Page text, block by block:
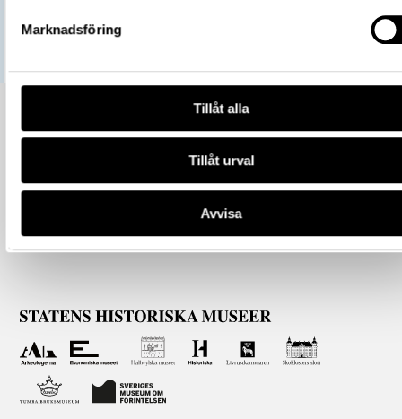
Marknadsföring
Tillåt alla
Tillåt urval
Avvisa